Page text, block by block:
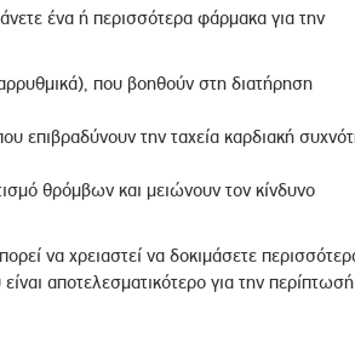
ένα ή περισσότερα φάρμακα για την
που βοηθούν στη διατήρηση
επιβραδύνουν την ταχεία καρδιακή
θρόμβων και μειώνουν τον κίνδυνο
να χρειαστεί να δοκιμάσετε
αποτελεσματικότερο για την